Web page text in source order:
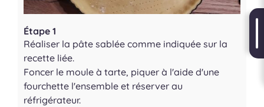
Étape 1
Réaliser la pâte sablée comme indiquée sur la
recette liée.
Foncer le moule à tarte, piquer à l'aide d'une
fourchette l'ensemble et réserver au
réfrigérateur.